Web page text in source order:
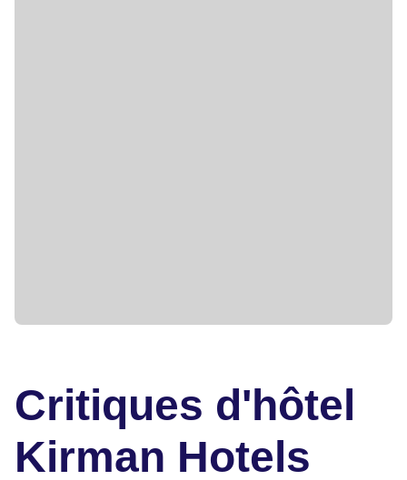
Critiques d'hôtel
Kirman Hotels